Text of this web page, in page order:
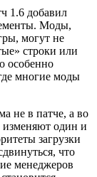
1.6 добавил
Моды,
могут не
строки или
особенно
многие моды
не в патче, а во
изменяют один и
загрузки
что
менеджеров